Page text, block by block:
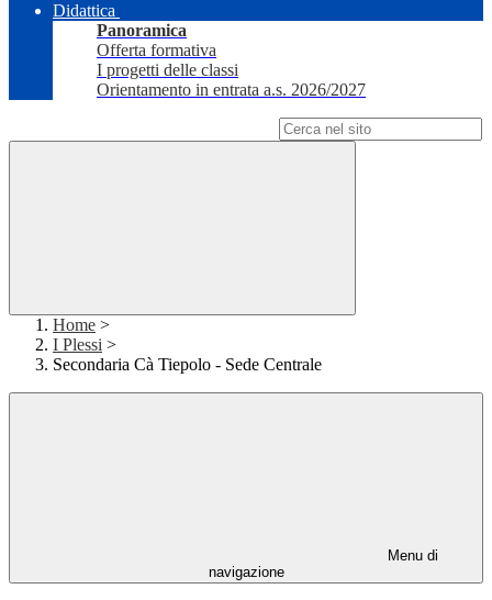
Didattica
Panoramica
Offerta formativa
I progetti delle classi
Orientamento in entrata a.s. 2026/2027
Home >
I Plessi >
Secondaria Cà Tiepolo - Sede Centrale
Menu di
navigazione